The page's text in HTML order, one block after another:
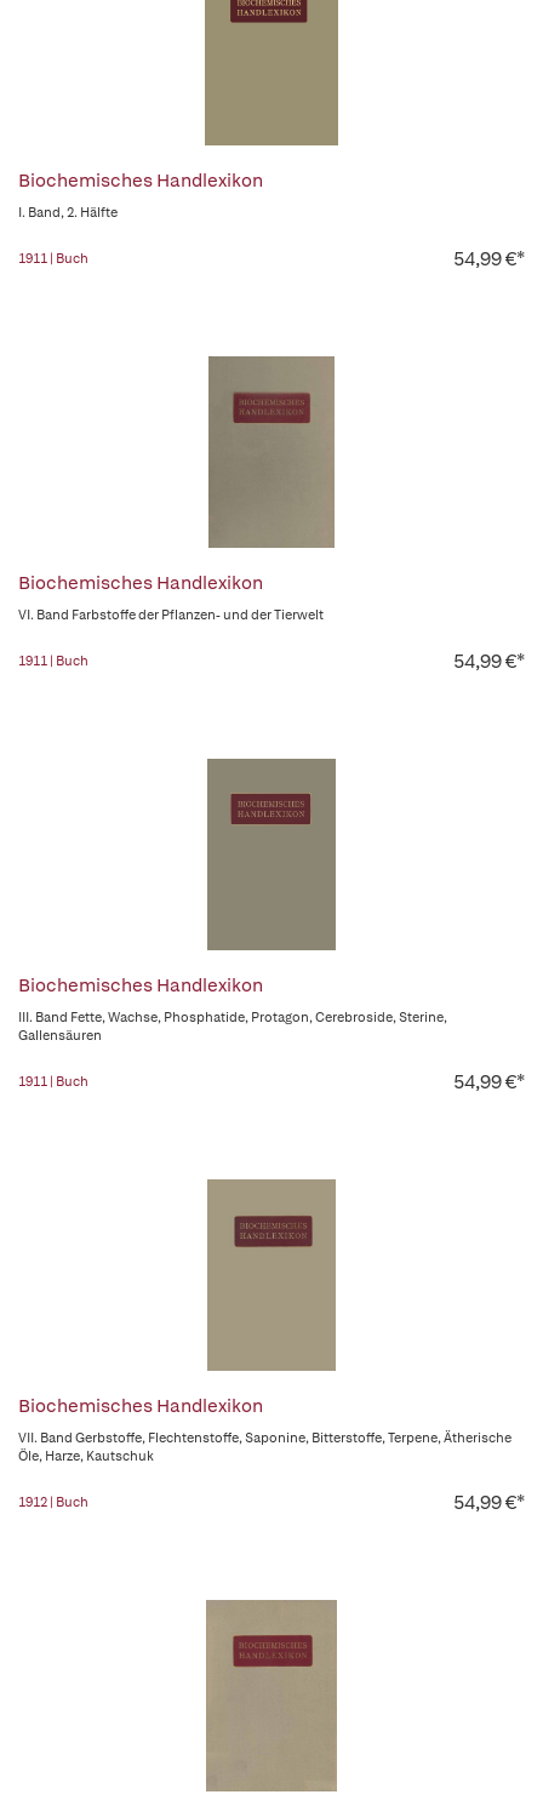
Biochemisches Handlexikon
I. Band, 2. Hälfte
1911 | Buch 54,99 €*
Biochemisches Handlexikon
VI. Band Farbstoffe der Pflanzen- und der Tierwelt
1911 | Buch 54,99 €*
Biochemisches Handlexikon
III. Band Fette, Wachse, Phosphatide, Protagon, Cerebroside, Sterine,
Gallensäuren
1911 | Buch 54,99 €*
Biochemisches Handlexikon
VII. Band Gerbstoffe, Flechtenstoffe, Saponine, Bitterstoffe, Terpene, Ätherische
Öle, Harze, Kautschuk
1912 | Buch 54,99 €*